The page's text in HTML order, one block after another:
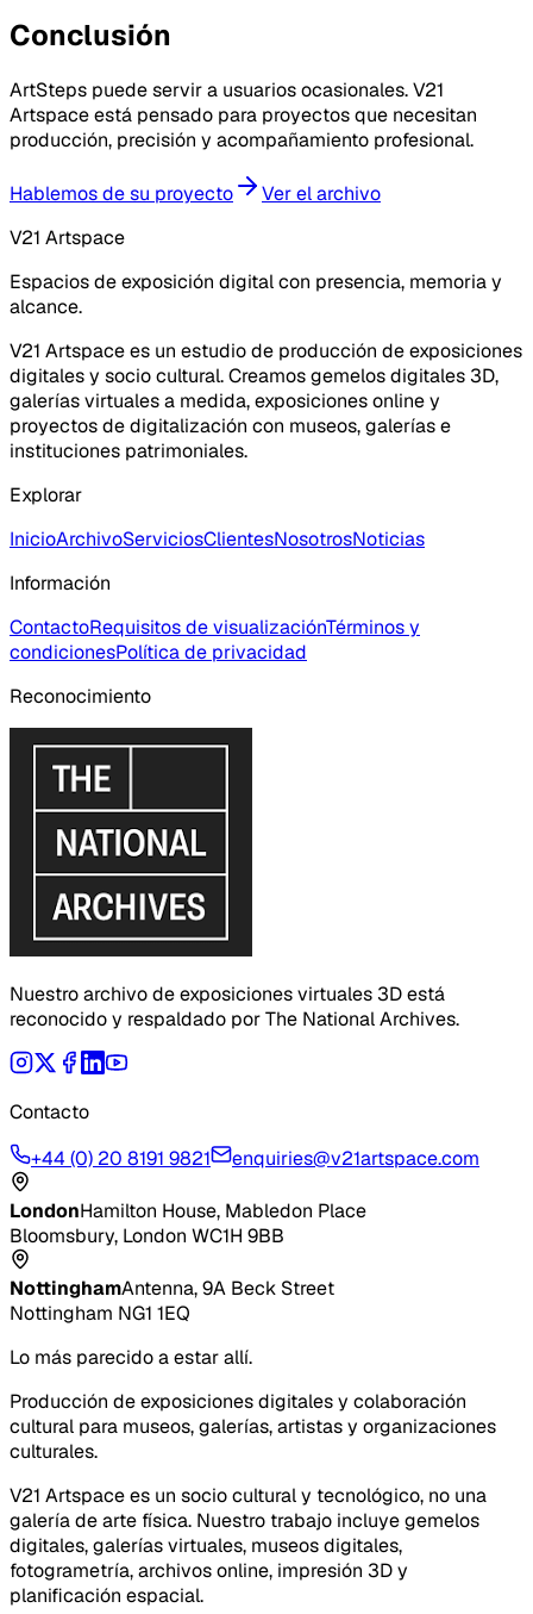
Conclusión
ArtSteps puede servir a usuarios ocasionales. V21
Artspace está pensado para proyectos que necesitan
producción, precisión y acompañamiento profesional.
Hablemos de su proyecto
Ver el archivo
V21 Artspace
Espacios de exposición digital con presencia, memoria y
alcance.
V21 Artspace es un estudio de producción de exposiciones
digitales y socio cultural. Creamos gemelos digitales 3D,
galerías virtuales a medida, exposiciones online y
proyectos de digitalización con museos, galerías e
instituciones patrimoniales.
Explorar
InicioArchivoServiciosClientesNosotrosNoticias
Información
ContactoRequisitos de visualizaciónTérminos y
condicionesPolítica de privacidad
Reconocimiento
Nuestro archivo de exposiciones virtuales 3D está
reconocido y respaldado por The National Archives.
Contacto
+44 (0) 20 8191 9821
enquiries@v21artspace.com
LondonHamilton House, Mabledon Place
Bloomsbury, London WC1H 9BB
NottinghamAntenna, 9A Beck Street
Nottingham NG1 1EQ
Lo más parecido a estar allí.
Producción de exposiciones digitales y colaboración
cultural para museos, galerías, artistas y organizaciones
culturales.
V21 Artspace es un socio cultural y tecnológico, no una
galería de arte física. Nuestro trabajo incluye gemelos
digitales, galerías virtuales, museos digitales,
fotogrametría, archivos online, impresión 3D y
planificación espacial.